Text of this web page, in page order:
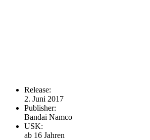
Release:
2. Juni 2017
Publisher:
Bandai Namco
USK:
ab 16 Jahren